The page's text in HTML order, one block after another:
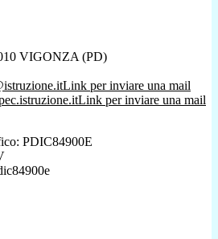
VIGONZA (PD)
Link per inviare una mail
Link per inviare una mail
PDIC84900E